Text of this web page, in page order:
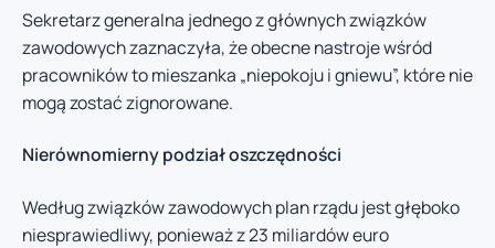
Sekretarz generalna jednego z głównych związków
zawodowych zaznaczyła, że obecne nastroje wśród
pracowników to mieszanka „niepokoju i gniewu”, które nie
mogą zostać zignorowane.
Nierównomierny podział oszczędności
Według związków zawodowych plan rządu jest głęboko
niesprawiedliwy, ponieważ z 23 miliardów euro